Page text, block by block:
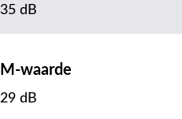
35 dB
M-waarde
29 dB